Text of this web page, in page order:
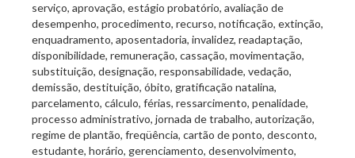
serviço, aprovação, estágio probatório, avaliação de
desempenho, procedimento, recurso, notificação, extinção,
enquadramento, aposentadoria, invalidez, readaptação,
disponibilidade, remuneração, cassação, movimentação,
substituição, designação, responsabilidade, vedação,
demissão, destituição, óbito, gratificação natalina,
parcelamento, cálculo, férias, ressarcimento, penalidade,
processo administrativo, jornada de trabalho, autorização,
regime de plantão, freqüência, cartão de ponto, desconto,
estudante, horário, gerenciamento, desenvolvimento,